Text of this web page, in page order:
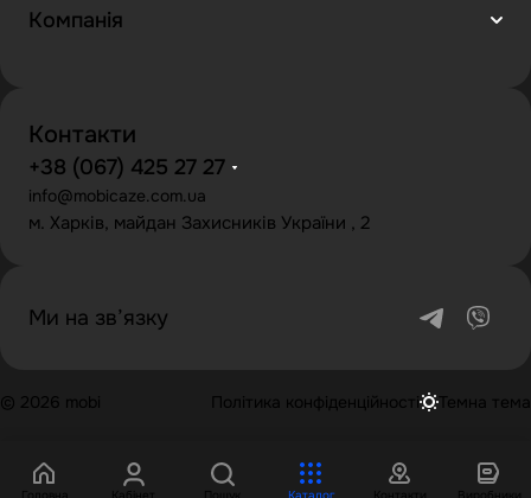
Компанія
Контакти
+38 (067) 425 27 27
info@mobicaze.com.ua
м. Харків, майдан Захисників України , 2
Ми на зв’язку
© 2026 mobi Політика конфіденційності Темна тема